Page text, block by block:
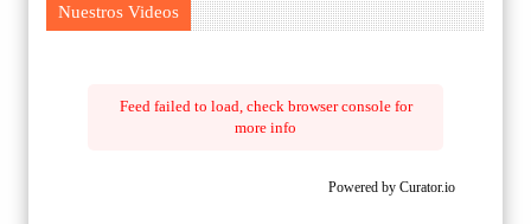
Nuestros Videos
Feed failed to load, check browser console for
more info
Powered by Curator.io